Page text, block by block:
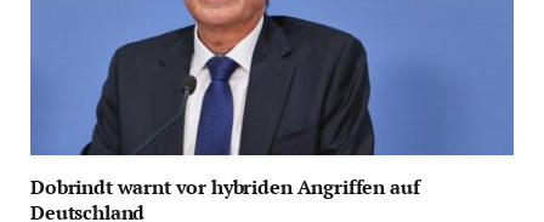
Dobrindt warnt vor hybriden Angriffen auf
Deutschland